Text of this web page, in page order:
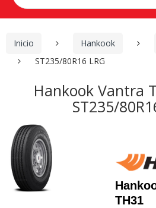
Inicio Hankook
ST235/80R16 LRG
Hankook Vantra
ST235/
TH31